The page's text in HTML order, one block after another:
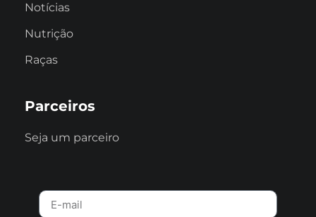
Notícias
Nutrição
Raças
Parceiros
Seja um parceiro